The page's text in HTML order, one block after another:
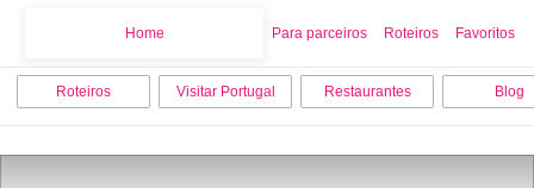
Home Para parceiros Roteiros Favoritos
Roteiros Visitar Portugal Restaurantes Blog